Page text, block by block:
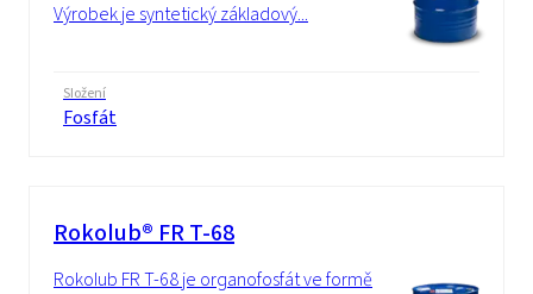
Výrobek je syntetický základový...
Složení
Fosfát
Rokolub® FR T-68
Rokolub FR T-68 je organofosfát ve formě